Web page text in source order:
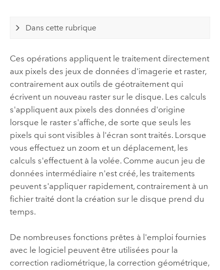
Dans cette rubrique
Ces opérations appliquent le traitement directement
aux pixels des jeux de données d'imagerie et raster,
contrairement aux outils de géotraitement qui
écrivent un nouveau raster sur le disque. Les calculs
s'appliquent aux pixels des données d'origine
lorsque le raster s'affiche, de sorte que seuls les
pixels qui sont visibles à l'écran sont traités. Lorsque
vous effectuez un zoom et un déplacement, les
calculs s'effectuent à la volée. Comme aucun jeu de
données intermédiaire n'est créé, les traitements
peuvent s'appliquer rapidement, contrairement à un
fichier traité dont la création sur le disque prend du
temps.
De nombreuses fonctions prêtes à l'emploi fournies
avec le logiciel peuvent être utilisées pour la
correction radiométrique, la correction géométrique,